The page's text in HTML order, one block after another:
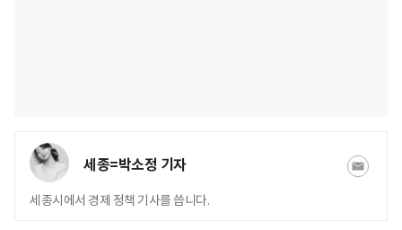
세종=박소정 기자
세종시에서 경제 정책 기사를 씁니다.